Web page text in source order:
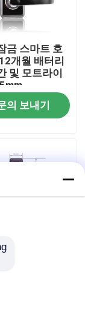
금 스마트 호
개월 배터리
및 모트라이
호텔 접근 제
의 보내기